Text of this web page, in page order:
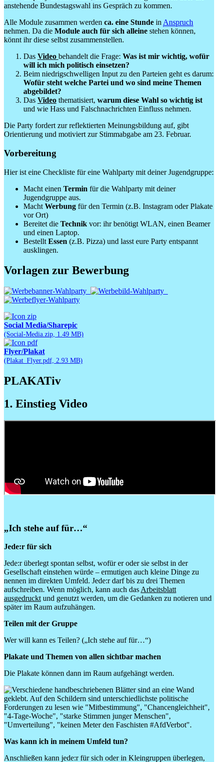
anstehende Bundestagswahl ins Gespräch zu kommen.
Alle Module zusammen werden ca. eine Stunde in Anspruch
nehmen. Da die Module auch für sich alleine stehen können,
könnt ihr diese selbst zusammenstellen.
Das Video behandelt die Frage: Was ist mir wichtig, wofür
will ich mich politisch einsetzen?
Beim niedrigschwelligen Input zu den Parteien geht es darum:
Wofür steht welche Partei und wo sind meine Themen
abgebildet?
Das Video thematisiert, warum diese Wahl so wichtig ist
und wie Hass und Falschnachrichten Einfluss nehmen.
Die Party fordert zur reflektierten Meinungsbildung auf, gibt
Orientierung und motiviert zur Stimmabgabe am 23. Februar.
Vorbereitung
Hier ist eine Checkliste für eine Wahlparty mit deiner Jugendgruppe:
Macht einen Termin für die Wahlparty mit deiner
Jugendgruppe aus.
Macht Werbung für den Termin (z.B. Instagram oder Plakate
vor Ort)
Bereitet die Technik vor: ihr benötigt WLAN, einen Beamer
und einen Laptop.
Bestellt Essen (z.B. Pizza) und lasst eure Party entspannt
ausklingen.
Vorlagen zur Bewerbung
Social Media/Sharepic
(Social-Media.zip, 1.49 MB)
Flyer/Plakat
(Plakat_Flyer.pdf, 2.93 MB)
PLAKATiv
1. Einstieg Video
„Ich stehe auf für…“
Jede:r für sich
Jede:r überlegt spontan selbst, wofür er oder sie selbst in der
Gesellschaft einstehen würde – ermutigen auch kleine Dinge zu
nennen im direkten Umfeld. Jede:r darf bis zu drei Themen
aufschreiben. Wenn möglich, kann auch dasArbeitsblatt
ausgedrucktund genutzt werden, um die Gedanken zu notieren und
später im Raum aufzuhängen.
Teilen mit der Gruppe
Wer will kann es Teilen? („Ich stehe auf für…“)
Plakate und Themen von allen sichtbar machen
Die Plakate können dann im Raum aufgehängt werden.
Was kann ich in meinem Umfeld tun?
Anschließen kann jede:r für sich oder in Kleingruppen überlegen,